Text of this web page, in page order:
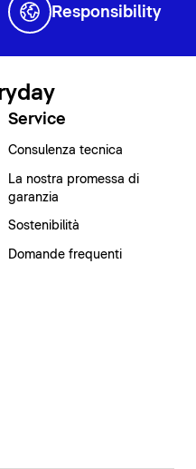
Responsibility
Service
Consulenza tecnica
La nostra promessa di
garanzia
Sostenibilità
Domande frequenti